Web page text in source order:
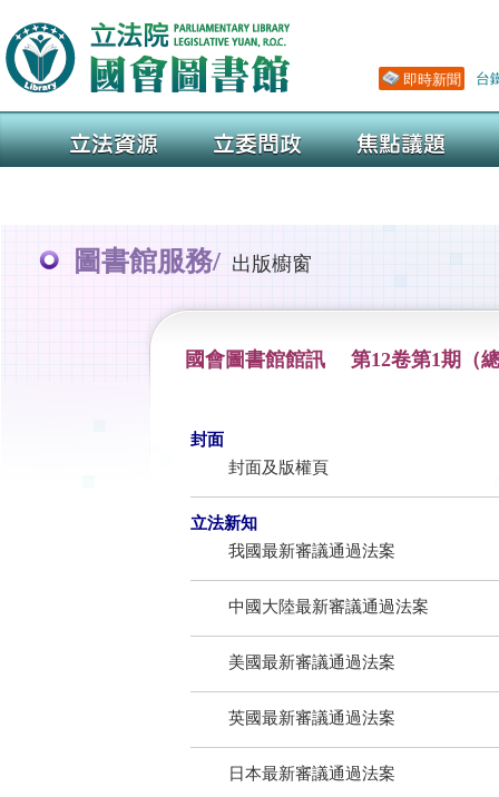
圖書館服務/ 出版櫥窗
國會圖書館館訊 第12卷第1期（
封面
封面及版權頁
立法新知
我國最新審議通過法案
中國大陸最新審議通過法案
美國最新審議通過法案
英國最新審議通過法案
日本最新審議通過法案